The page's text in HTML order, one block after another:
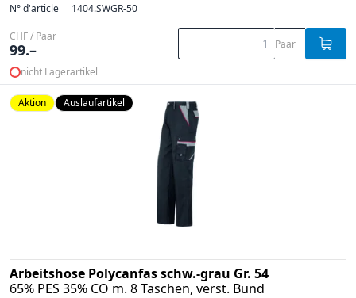
N° d'article 1404.SWGR-50
CHF / Paar
99.– Paar
nicht Lagerartikel
Aktion Auslaufartikel
Arbeitshose Polycanfas schw.-grau Gr. 54
65% PES 35% CO m. 8 Taschen, verst. Bund